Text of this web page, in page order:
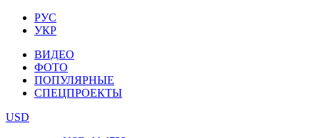
РУС
УКР
ВИДЕО
ФОТО
ПОПУЛЯРНЫЕ
СПЕЦПРОЕКТЫ
USD